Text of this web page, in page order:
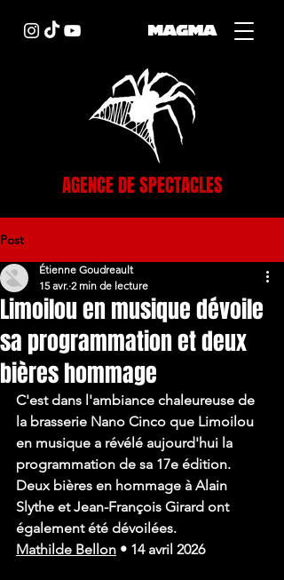
AGENCE DE SPECTACLES
Post
Limoilou en musique dévoile
sa programmation et deux
bières hommage
Étienne Goudreault
15 avr. 2 min de lecture
C'est dans l'ambiance chaleureuse de
la brasserie Nano Cinco que Limoilou
en musique a révélé aujourd'hui la
programmation de sa 17e édition.
Deux bières en hommage à Alain
Slythe et Jean-François Girard ont
également été dévoilées.
Mathilde Bellon • 14 avril 2026